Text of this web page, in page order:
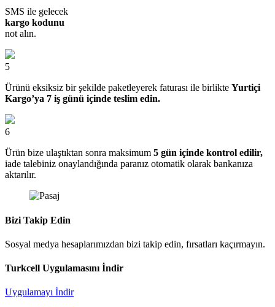
SMS ile gelecek
kargo kodunu
not alın.
5
Ürünü eksiksiz bir şekilde paketleyerek faturası ile birlikte Yurtiçi
Kargo’ya 7 iş günü içinde teslim edin.
6
Ürün bize ulaştıktan sonra maksimum 5 gün içinde kontrol edilir,
iade talebiniz onaylandığında paranız otomatik olarak bankanıza
aktarılır.
Bizi Takip Edin
Sosyal medya hesaplarımızdan bizi takip edin, fırsatları kaçırmayın.
Turkcell Uygulamasını İndir
Uygulamayı İndir